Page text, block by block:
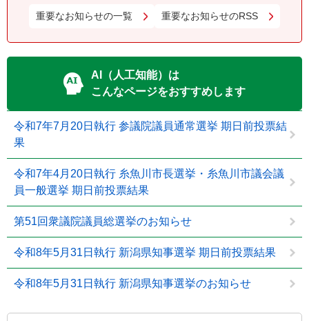
重要なお知らせの一覧 重要なお知らせのRSS
AI（人工知能）は
こんなページをおすすめします
令和7年7月20日執行 参議院議員通常選挙 期日前投票結
果
令和7年4月20日執行 糸魚川市長選挙・糸魚川市議会議
員一般選挙 期日前投票結果
第51回衆議院議員総選挙のお知らせ
令和8年5月31日執行 新潟県知事選挙 期日前投票結果
令和8年5月31日執行 新潟県知事選挙のお知らせ